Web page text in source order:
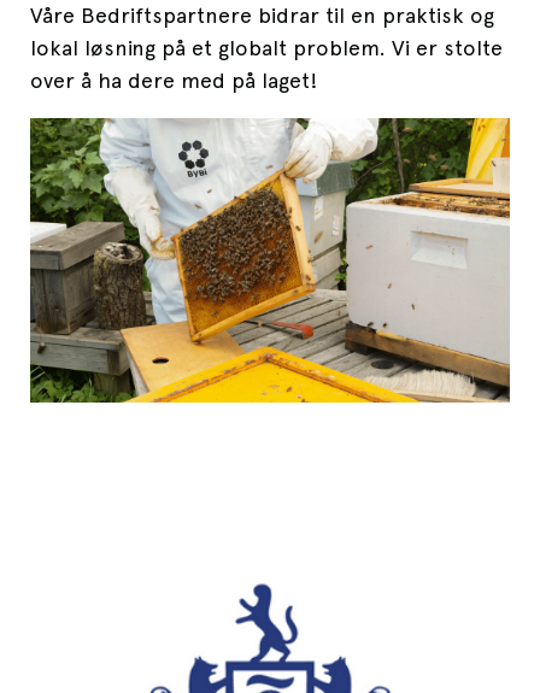
Våre Bedriftspartnere bidrar til en praktisk og
lokal løsning på et globalt problem. Vi er stolte
over å ha dere med på laget!